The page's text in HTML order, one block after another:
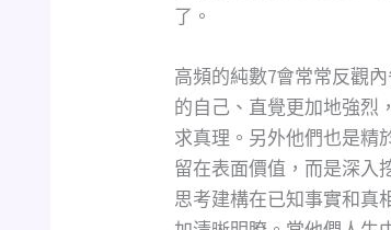
了。
高頻的純數7會常常反觀
的自己、直覺更加地強烈
求真理。另外他們也是精
留在表面價值，而是深入
思考建構在已知事實和真